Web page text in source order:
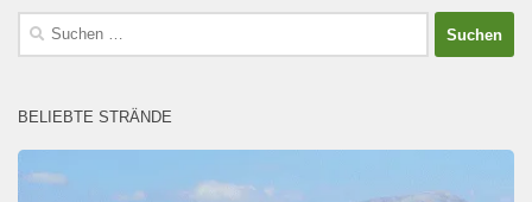
Suchen
nach:
BELIEBTE STRÄNDE